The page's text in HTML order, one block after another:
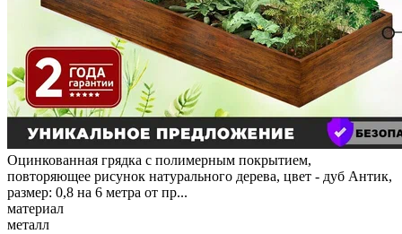
Оцинкованная грядка с полимерным покрытием,
повторяющее рисунок натурального дерева, цвет - дуб Антик,
размер: 0,8 на 6 метра от пр...
материал
металл